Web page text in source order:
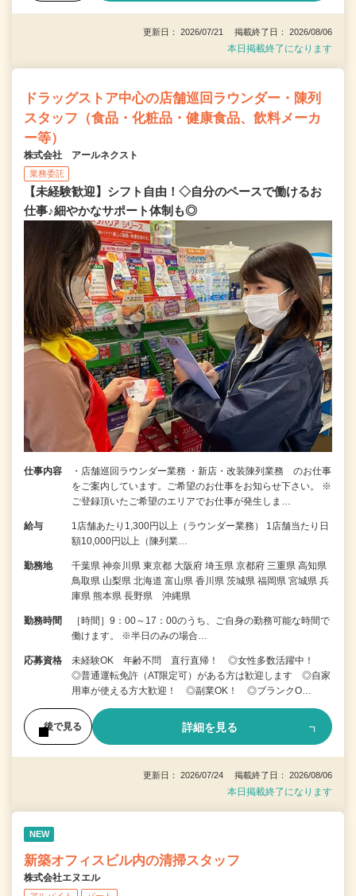
更新日： 2026/07/21 掲載終了日： 2026/08/06
本日掲載終了になります
ドラッグストア中心の店舗巡回ラウンダー・陳列
スタッフ（食品・化粧品・健康食品、飲料メーカ
ー等）
株式会社 アールネクスト
業務委託
【未経験歓迎】シフト自由！◇自分のペースで働けるお
仕事♪細やかなサポート体制も◎
仕事内容
・店舗巡回ラウンダー業務 ・新店・改装陳列業務 のお仕事
をご案内しています。ご希望のお仕事をお知らせ下さい。 ※
ご登録頂いたご希望のエリアでお仕事が発生しま…
給与
1店舗あたり1,300円以上（ラウンダー業務） 1店舗当たり日
額10,000円以上（陳列業…
勤務地
千葉県 神奈川県 東京都 大阪府 埼玉県 京都府 三重県 高知県
鳥取県 山梨県 北海道 富山県 香川県 茨城県 福岡県 宮城県 兵
庫県 熊本県 長野県 沖縄県
勤務時間
［時間］9：00～17：00のうち、ご自身の勤務可能な時間で
働けます。 ※半日のみの場合…
応募資格
未経験OK 年齢不問 直行直帰！ ◎女性多数活躍中！
◎普通運転免許（AT限定可）がある方は歓迎します ◎自家
用車が使える方大歓迎！ ◎副業OK！ ◎ブランクO…
後で見る 詳細を見る
更新日： 2026/07/24 掲載終了日： 2026/08/06
本日掲載終了になります
NEW
新築オフィスビル内の清掃スタッフ
株式会社エヌエル